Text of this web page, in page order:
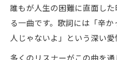
誰もが人生の困難に直面し
る一曲です。歌詞には「辛
人じゃないよ」という深い愛
多くのリスナーがこの曲を